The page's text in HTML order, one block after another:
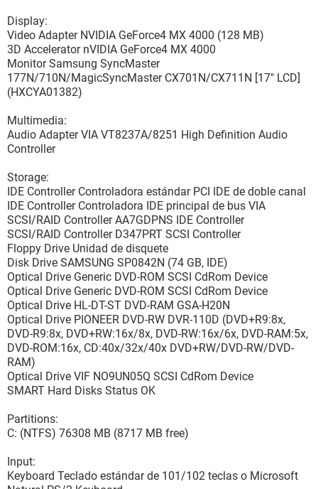
Display:
Video Adapter NVIDIA GeForce4 MX 4000 (128 MB)
3D Accelerator nVIDIA GeForce4 MX 4000
Monitor Samsung SyncMaster
177N/710N/MagicSyncMaster CX701N/CX711N [17" LCD]
(HXCYA01382)
Multimedia:
Audio Adapter VIA VT8237A/8251 High Definition Audio
Controller
Storage:
IDE Controller Controladora estándar PCI IDE de doble canal
IDE Controller Controladora IDE principal de bus VIA
SCSI/RAID Controller AA7GDPNS IDE Controller
SCSI/RAID Controller D347PRT SCSI Controller
Floppy Drive Unidad de disquete
Disk Drive SAMSUNG SP0842N (74 GB, IDE)
Optical Drive Generic DVD-ROM SCSI CdRom Device
Optical Drive Generic DVD-ROM SCSI CdRom Device
Optical Drive HL-DT-ST DVD-RAM GSA-H20N
Optical Drive PIONEER DVD-RW DVR-110D (DVD+R9:8x,
DVD-R9:8x, DVD+RW:16x/8x, DVD-RW:16x/6x, DVD-RAM:5x,
DVD-ROM:16x, CD:40x/32x/40x DVD+RW/DVD-RW/DVD-
RAM)
Optical Drive VIF NO9UN05Q SCSI CdRom Device
SMART Hard Disks Status OK
Partitions:
C: (NTFS) 76308 MB (8717 MB free)
Input:
Keyboard Teclado estándar de 101/102 teclas o Microsoft